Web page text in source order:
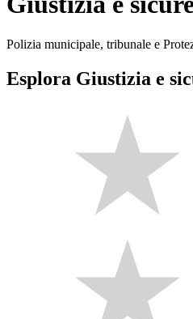
Polizia municipale, tribunale e
Esplora Giustizia e